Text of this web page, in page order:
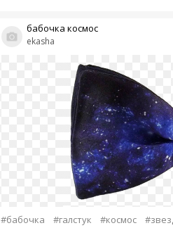
ekasha
бабочка космос
#бабочка #галстук #космос